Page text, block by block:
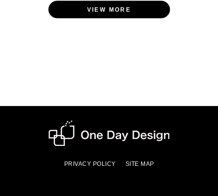
VIEW MORE
PRIVACY POLICY SITE MAP